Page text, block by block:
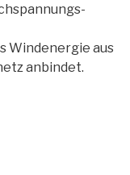
Windenergie aus
anbindet.